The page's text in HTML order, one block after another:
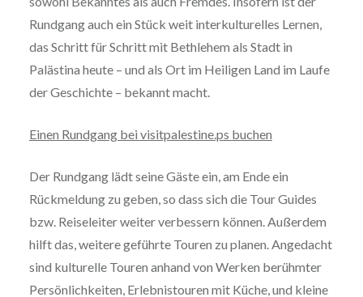
Rundgang auch ein Stück weit interkulturelles Lernen,
das Schritt für Schritt mit Bethlehem als Stadt in
Palästina heute – und als Ort im Heiligen Land im Laufe
der Geschichte – bekannt macht.
Einen Rundgang bei visitpalestine.ps buchen
Der Rundgang lädt seine Gäste ein, am Ende ein
Rückmeldung zu geben, so dass sich die Tour Guides
bzw. Reiseleiter weiter verbessern können. Außerdem
hilft das, weitere geführte Touren zu planen. Angedacht
sind kulturelle Touren anhand von Werken berühmter
Persönlichkeiten, Erlebnistouren mit Küche, und kleine